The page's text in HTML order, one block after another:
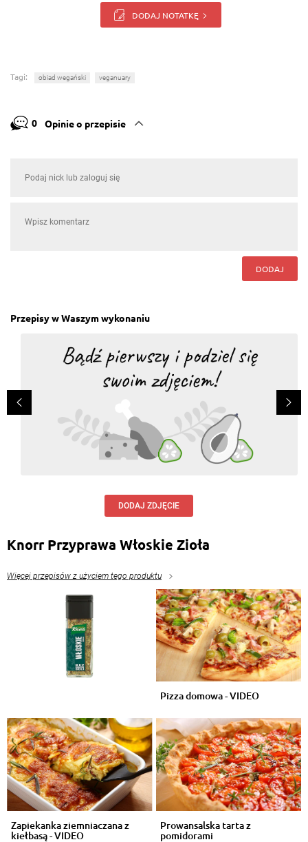
DODAJ NOTATKĘ
Tagi: obiad wegański veganuary
0 Opinie o przepisie
DODAJ
Przepisy w Waszym wykonaniu
DODAJ ZDJĘCIE
Knorr Przyprawa Włoskie Zioła
Więcej przepisów z użyciem tego produktu
Pizza domowa - VIDEO
Zapiekanka ziemniaczana z
kiełbasą - VIDEO
Prowansalska tarta z
pomidorami